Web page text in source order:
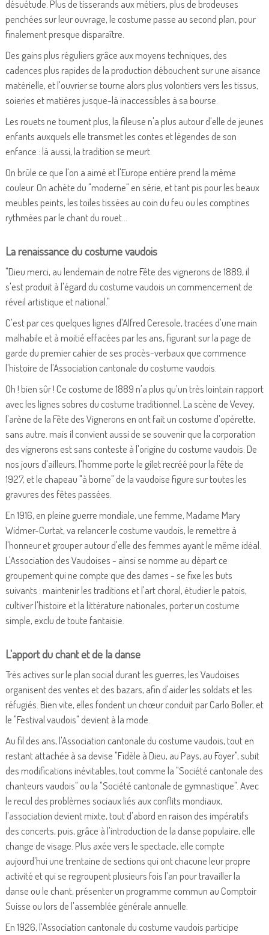
désuétude. Plus de tisserands aux métiers, plus de brodeuses
penchées sur leur ouvrage, le costume passe au second plan, pour
finalement presque disparaître.
Des gains plus réguliers grâce aux moyens techniques, des
cadences plus rapides de la production débouchent sur une aisance
matérielle, et l'ouvrier se tourne alors plus volontiers vers les tissus,
soieries et matières jusque-là inaccessibles à sa bourse.
Les rouets ne tournent plus, la fileuse n'a plus autour d'elle de jeunes
enfants auxquels elle transmet les contes et légendes de son
enfance : là aussi, la tradition se meurt.
On brûle ce que l'on a aimé et l'Europe entière prend la même
couleur. On achète du "moderne" en série, et tant pis pour les beaux
meubles peints, les toiles tissées au coin du feu ou les comptines
rythmées par le chant du rouet...
La renaissance du costume vaudois
"Dieu merci, au lendemain de notre Fête des vignerons de 1889, il
s'est produit à l'égard du costume vaudois un commencement de
réveil artistique et national."
C'est par ces quelques lignes d'Alfred Ceresole, tracées d'une main
malhabile et à moitié effacées par les ans, figurant sur la page de
garde du premier cahier de ses procès-verbaux que commence
l'histoire de l'Association cantonale du costume vaudois.
Oh ! bien sûr ! Ce costume de 1889 n'a plus qu'un très lointain rapport
avec les lignes sobres du costume traditionnel. La scène de Vevey,
l'arène de la Fête des Vignerons en ont fait un costume d'opérette,
sans autre. mais il convient aussi de se souvenir que la corporation
des vignerons est sans conteste à l'origine du costume vaudois. De
nos jours d'ailleurs, l'homme porte le gilet recréé pour la fête de
1927, et le chapeau "à borne" de la vaudoise figure sur toutes les
gravures des fêtes passées.
En 1916, en pleine guerre mondiale, une femme, Madame Mary
Widmer-Curtat, va relancer le costume vaudois, le remettre à
l'honneur et grouper autour d'elle des femmes ayant le même idéal.
L'Association des Vaudoises - ainsi se nomme au départ ce
groupement qui ne compte que des dames - se fixe les buts
suivants : maintenir les traditions et l'art choral, étudier le patois,
cultiver l'histoire et la littérature nationales, porter un costume
simple, exclu de toute fantaisie.
L'apport du chant et de la danse
Très actives sur le plan social durant les guerres, les Vaudoises
organisent des ventes et des bazars, afin d'aider les soldats et les
réfugiés. Bien vite, elles fondent un chœur conduit par Carlo Boller, et
le "Festival vaudois" devient à la mode.
Au fil des ans, l'Association cantonale du costume vaudois, tout en
restant attachée à sa devise "Fidèle à Dieu, au Pays, au Foyer", subit
des modifications inévitables, tout comme la "Société cantonale des
chanteurs vaudois" ou la "Société cantonale de gymnastique". Avec
le recul des problèmes sociaux liés aux conflits mondiaux,
l'association devient mixte, tout d'abord en raison des impératifs
des concerts, puis, grâce à l'introduction de la danse populaire, elle
change de visage. Plus axée vers le spectacle, elle compte
aujourd'hui une trentaine de sections qui ont chacune leur propre
activité et qui se regroupent plusieurs fois l'an pour travailler la
danse ou le chant, présenter un programme commun au Comptoir
Suisse ou lors de l'assemblée générale annuelle.
En 1926, l'Association cantonale du costume vaudois participe